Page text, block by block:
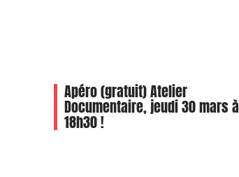
Apéro (gratuit) Atelier
Documentaire, jeudi 30 mars à
18h30 !